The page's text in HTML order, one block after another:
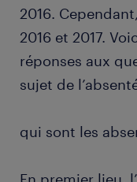
2016.
2016 et 2017.
réponses aux
sujet de
qui sont les